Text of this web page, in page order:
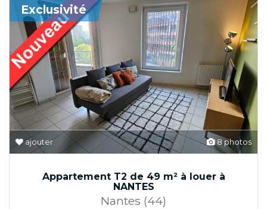
8 photos
ajouter
Exclusivité
Appartement T2 de 49 m² à louer à
NANTES
Nantes (44)